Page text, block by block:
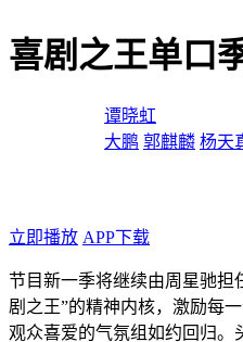
喜剧之王单口
谭晓虹
大鹏 郭麒麟 杨天
立即播放 APP下载
节目新一季将继续由周星驰担
剧之王”的精神内核，激励每
观众喜爱的气氛组如约回归。